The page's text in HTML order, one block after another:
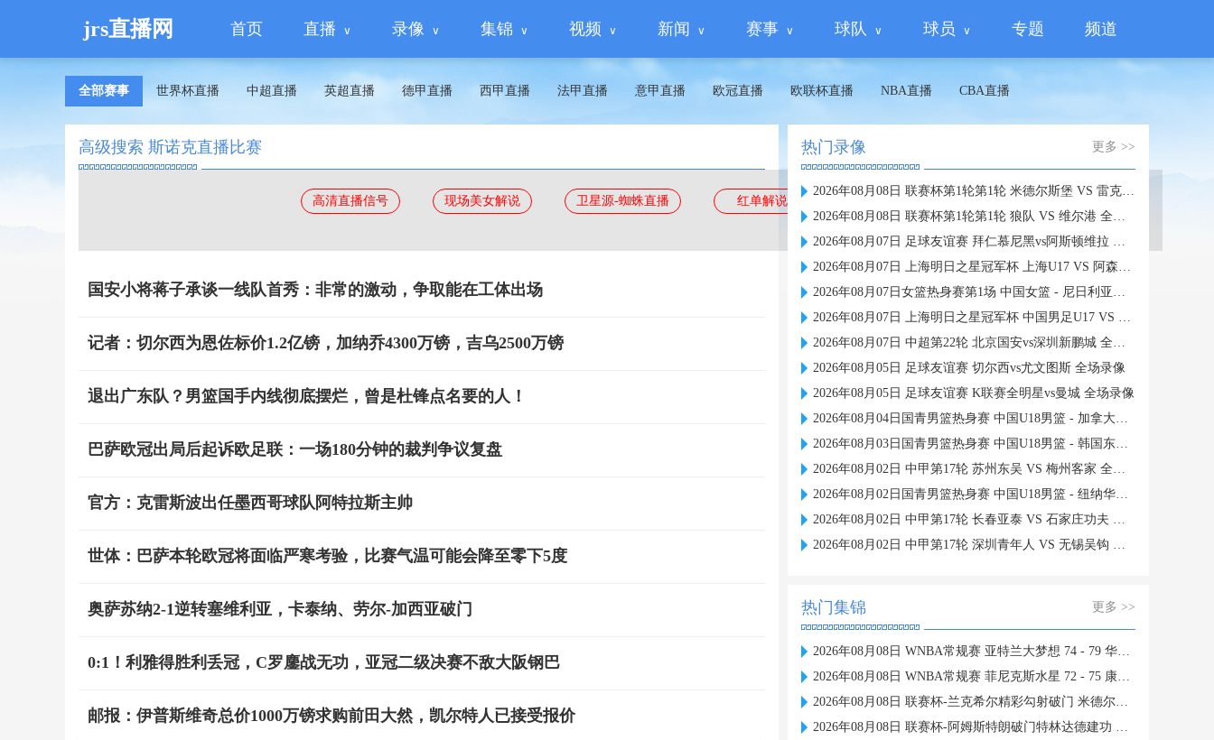
jrs直播网 首页 直播 录像 集锦 视频 新闻 赛事 球队 球员 专题 频道
全部赛事 世界杯直播 中超直播 英超直播 德甲直播 西甲直播 法甲直播 意甲直播 欧冠直播 欧联杯直播 NBA直播 CBA直播
高级搜索 斯诺克直播比赛
高清直播信号 现场美女解说 卫星源-蜘蛛直播 红单解说 蜘蛛直播
国安小将蒋子承谈一线队首秀：非常的激动，争取能在工体出场
记者：切尔西为恩佐标价1.2亿镑，加纳乔4300万镑，吉乌2500万镑
退出广东队？男篮国手内线彻底摆烂，曾是杜锋点名要的人！
巴萨欧冠出局后起诉欧足联：一场180分钟的裁判争议复盘
官方：克雷斯波出任墨西哥球队阿特拉斯主帅
世体：巴萨本轮欧冠将面临严寒考验，比赛气温可能会降至零下5度
奥萨苏纳2-1逆转塞维利亚，卡泰纳、劳尔-加西亚破门
0:1！利雅得胜利丢冠，C罗鏖战无功，亚冠二级决赛不敌大阪钢巴
邮报：伊普斯维奇总价1000万镑求购前田大然，凯尔特人已接受报价
热门录像 更多 >>
2026年08月08日 联赛杯第1轮第1轮 米德尔斯堡 VS 雷克瑟姆 全场录像
2026年08月08日 联赛杯第1轮第1轮 狼队 VS 维尔港 全场录像
2026年08月07日 足球友谊赛 拜仁慕尼黑vs阿斯顿维拉 全场录像
2026年08月07日 上海明日之星冠军杯 上海U17 VS 阿森纳U17 全场录像
2026年08月07日女篮热身赛第1场 中国女篮 - 尼日利亚女篮 全场录像
2026年08月07日 上海明日之星冠军杯 中国男足U17 VS 河床U17 全场录像
2026年08月07日 中超第22轮 北京国安vs深圳新鹏城 全场录像
2026年08月05日 足球友谊赛 切尔西vs尤文图斯 全场录像
2026年08月05日 足球友谊赛 K联赛全明星vs曼城 全场录像
2026年08月04日国青男篮热身赛 中国U18男篮 - 加拿大大卫·安篮球学院 全场录像
2026年08月03日国青男篮热身赛 中国U18男篮 - 韩国东国大学 全场录像
2026年08月02日 中甲第17轮 苏州东吴 VS 梅州客家 全场录像
2026年08月02日国青男篮热身赛 中国U18男篮 - 纽纳华丁闪电队 全场录像
2026年08月02日 中甲第17轮 长春亚泰 VS 石家庄功夫 全场录像
2026年08月02日 中甲第17轮 深圳青年人 VS 无锡吴钩 全场录像
热门集锦 更多 >>
2026年08月08日 WNBA常规赛 亚特兰大梦想 74 - 79 华盛顿神秘人 全场集锦
2026年08月08日 WNBA常规赛 菲尼克斯水星 72 - 75 康涅狄格太阳 全场集锦
2026年08月08日 联赛杯-兰克希尔精彩勾射破门 米德尔斯堡1-0雷克瑟姆
2026年08月08日 联赛杯-阿姆斯特朗破门特林达德建功 狼队3-0维尔港